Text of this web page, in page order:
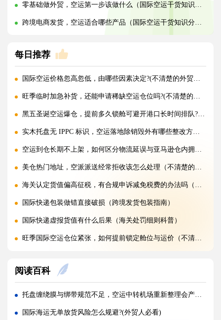
零基础做外贸，空运第一步该做什么（国际空运干货知识分享）
跨境电商发货，空运适合哪些产品（国际空运干货知识分享）
每日推荐
国际空运价格忽高忽低，由哪些因素决定?(不清楚的外贸人看过来)
旺季临时加急补货，还能申请稀缺空运仓位吗?(不清楚的外贸人看过来)
黑五圣诞空运爆仓，提前多久锁舱可避开港口长时间排队?(不清楚的跨境卖家看过来)
实木托盘无 IPPC 标识，空运落地除销毁外有哪些整改方式(国际空运干货知识分享)
空运到仓长期不上架，如何区分物流延误与亚马逊仓内拥堵?(国际空运干货知识分享)
美仓热门地址，空派派送经常拒收该怎么处理（不清楚的跨境卖家看过来）
海关认定货值偏高征税，有合规申诉减免税费的办法吗（国际快递干货知识分享）
国际快递包装做错直接破损（跨境发货包装指南）
国际快递虚报货值有什么后果（海关处罚细则科普）
旺季国际空运仓位紧张，如何提前锁定舱位与运价（不清楚的外贸人看过来）
海运出口报关资料单单不一致，会造成哪些货物延误后果?(国际海运干货知识分享)
跨境电商选快船还是普船，除了时效还要重点评估哪些要素?(跨境电商卖家必看篇)
拼箱海运目的港拆箱费由谁承担，如何避免收件人临时被收取杂费?(国际海运干货知识分享)
阅读百科
托盘缠绕膜与绑带规范不足，空运中转机场重新整理会产生额外费用吗?(外贸人请注意)
国际海运无单放货风险怎么规避?(外贸人必看)